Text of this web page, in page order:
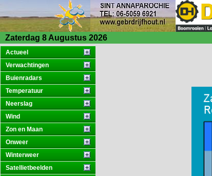
Zaterdag 8 Augustus 2026
Actueel
Verwachtingen
Buienradars
Temperatuur
Neerslag
Wind
Zon en Maan
Onweer
Winterweer
Satellietbeelden